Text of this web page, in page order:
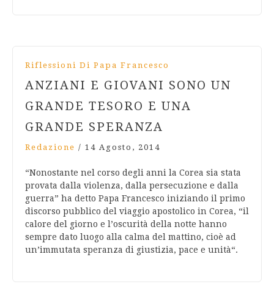
Riflessioni Di Papa Francesco
ANZIANI E GIOVANI SONO UN
GRANDE TESORO E UNA
GRANDE SPERANZA
Redazione / 14 Agosto, 2014
“Nonostante nel corso degli anni la Corea sia stata
provata dalla violenza, dalla persecuzione e dalla
guerra” ha detto Papa Francesco iniziando il primo
discorso pubblico del viaggio apostolico in Corea, “il
calore del giorno e l’oscurità della notte hanno
sempre dato luogo alla calma del mattino, cioè ad
un’immutata speranza di giustizia, pace e unità“.